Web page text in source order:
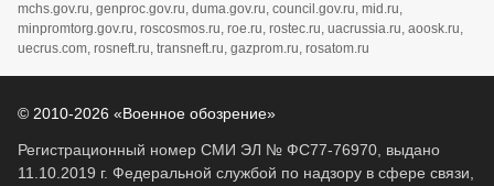
mchs.gov.ru, genproc.gov.ru, duma.gov.ru, council.gov.ru, mid.ru,
minpromtorg.gov.ru, roscosmos.ru, roe.ru, rostec.ru, uacrussia.ru, aoosk.ru,
uecrus.com, rosneft.ru, transneft.ru, gazprom.ru, rosatom.ru
© 2010-2026 «Военное обозрение»
Регистрационный номер СМИ ЭЛ № ФС77-76970, выдано
11.10.2019 г. Федеральной службой по надзору в сфере связи,